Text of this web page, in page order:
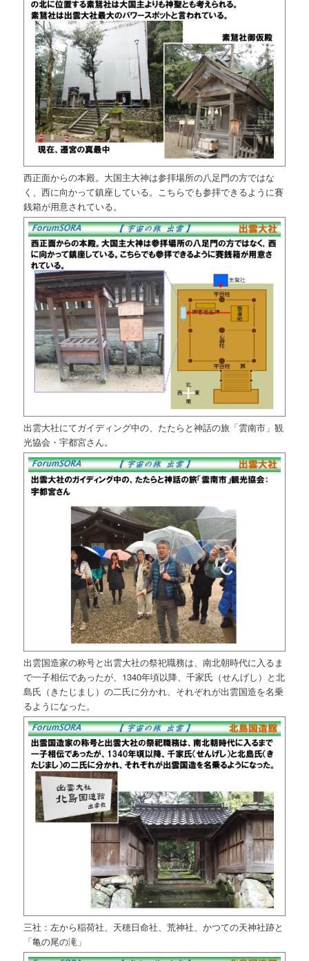
西正面からの本殿。大国主大神は参拝場所の八足門の方ではな
く、西に向かって鎮座している。こちらでも参拝できるように賽
銭箱が用意されている。
出雲大社にてガイディング中の、たたらと神話の旅「雲南市」観
光協会・宇都宮さん。
出雲国造家の称号と出雲大社の祭祀職務は、南北朝時代に入るま
で一子相伝であったが、1340年頃以降、千家氏（せんげし）と北
島氏（きたじまし）の二氏に分かれ、それぞれが出雲国造を名乗
るようになった。
三社：左から稲荷社、天穂日命社、荒神社、かつての天神社跡と
「亀の尾の滝」